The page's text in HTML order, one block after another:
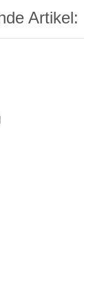
Artikel: